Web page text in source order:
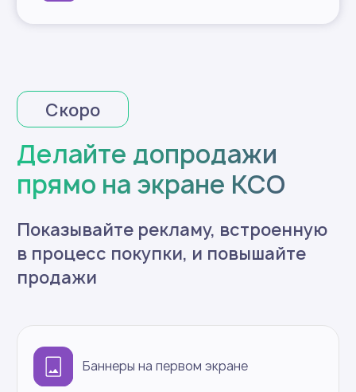
Кастомные решения
для нестандартных сценариев
торговли
Технологии внутри
Подключение
Ethernet, Wi-Fi